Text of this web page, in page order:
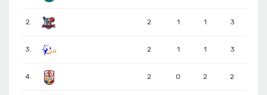
2. 2 1 1 3
3. 2 1 1 3
4. 2 0 2 2